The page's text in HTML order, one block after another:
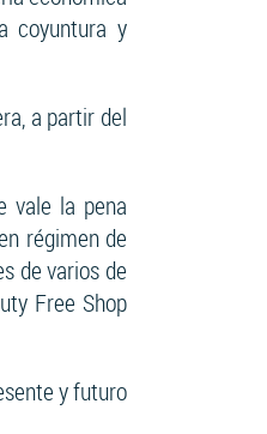
coyuntura y
a partir del
vale la pena
régimen de
de varios de
Free Shop
y futuro